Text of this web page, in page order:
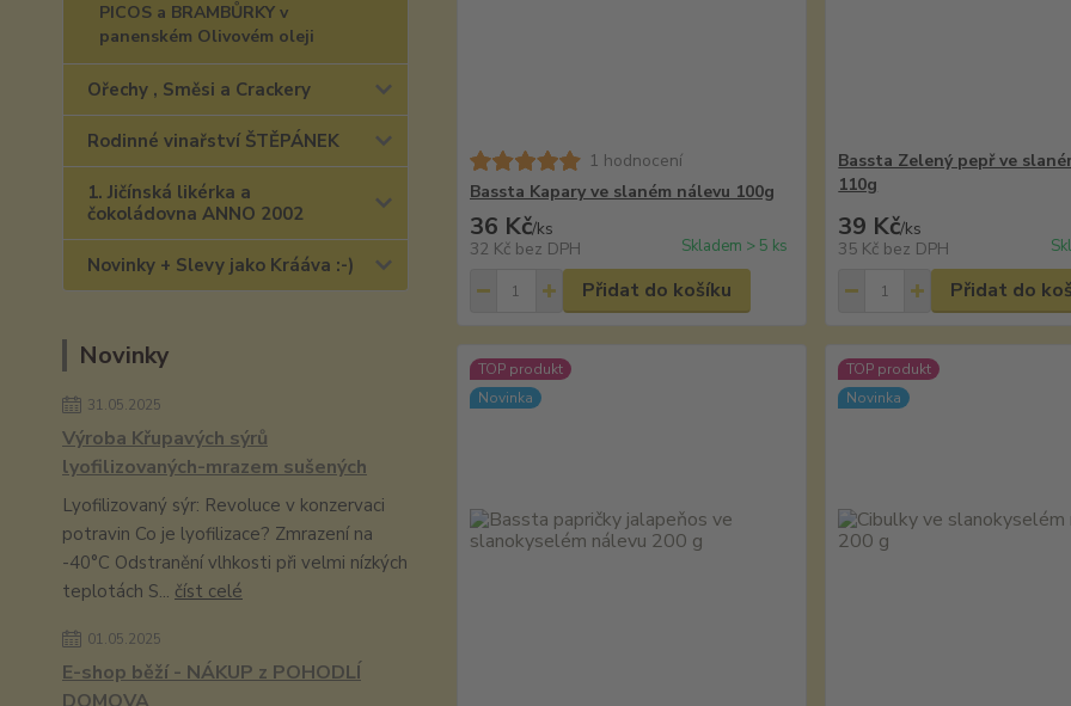
PICOS a BRAMBŮRKY v
panenském Olivovém oleji
Ořechy , Směsi a Crackery
Rodinné vinařství ŠTĚPÁNEK
1. Jičínská likérka a
čokoládovna ANNO 2002
Novinky + Slevy jako Krááva :-)
Novinky
31.05.2025
Výroba Křupavých sýrů
lyofilizovaných-mrazem sušených
Lyofilizovaný sýr: Revoluce v konzervaci
potravin Co je lyofilizace? Zmrazení na
-40°C Odstranění vlhkosti při velmi nízkých
teplotách S... číst celé
01.05.2025
E-shop běží - NÁKUP z POHODLÍ
1 hodnocení
Bassta Kapary ve slaném nálevu 100g
36 Kč/ks
32 Kč bez DPH Skladem > 5 ks
Přidat do košíku
Bassta Zelený pepř ve
110g
39 Kč/ks
35 Kč bez DPH
Přidat do
TOP produkt
Novinka
TOP produkt
Novinka